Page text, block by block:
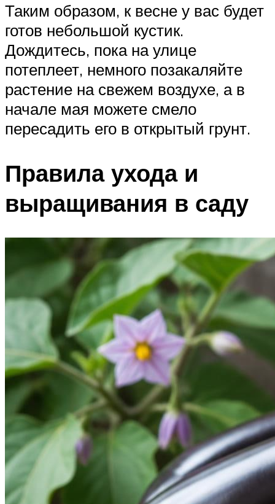
Таким образом, к весне у вас будет
готов небольшой кустик.
Дождитесь, пока на улице
потеплеет, немного позакаляйте
растение на свежем воздухе, а в
начале мая можете смело
пересадить его в открытый грунт.
Правила ухода и
выращивания в саду